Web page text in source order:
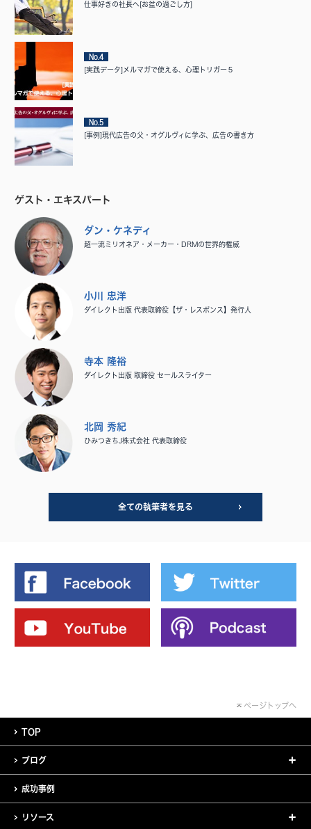
仕事好きの社長へ[お盆の過ごし方]
No.4
[実践データ]メルマガで使える、心理トリガー５
No.5
[事例]現代広告の父・オグルヴィに学ぶ、広告の書き方
ゲスト・エキスパート
ダン・ケネディ
超一流ミリオネア・メーカー・DRMの世界的権威
小川 忠洋
ダイレクト出版 代表取締役【ザ・レスポンス】発行人
寺本 隆裕
ダイレクト出版 取締役 セールスライター
北岡 秀紀
ひみつきちJ株式会社 代表取締役
全ての執筆者を見る
ページトップへ
TOP
ブログ
成功事例
リソース